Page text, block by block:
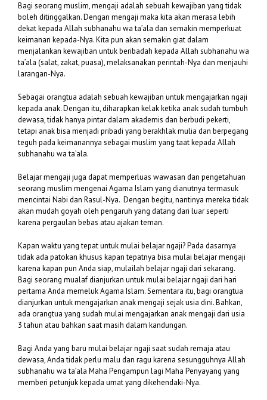
Bagi seorang muslim, mengaji adalah sebuah kewajiban yang tidak
boleh ditinggalkan. Dengan mengaji maka kita akan merasa lebih
dekat kepada Allah subhanahu wa ta’ala dan semakin memperkuat
keimanan kepada-Nya. Kita pun akan semakin giat dalam
menjalankan kewajiban untuk beribadah kepada Allah subhanahu wa
ta’ala (salat, zakat, puasa), melaksanakan perintah-Nya dan menjauhi
larangan-Nya.
Sebagai orangtua adalah sebuah kewajiban untuk mengajarkan ngaji
kepada anak. Dengan itu, diharapkan kelak ketika anak sudah tumbuh
dewasa, tidak hanya pintar dalam akademis dan berbudi pekerti,
tetapi anak bisa menjadi pribadi yang berakhlak mulia dan berpegang
teguh pada keimanannya sebagai muslim yang taat kepada Allah
subhanahu wa ta’ala.
Belajar mengaji juga dapat memperluas wawasan dan pengetahuan
seorang muslim mengenai Agama Islam yang dianutnya termasuk
mencintai Nabi dan Rasul-Nya. Dengan begitu, nantinya mereka tidak
akan mudah goyah oleh pengaruh yang datang dari luar seperti
karena pergaulan bebas atau ajakan teman.
Kapan waktu yang tepat untuk mulai belajar ngaji? Pada dasarnya
tidak ada patokan khusus kapan tepatnya bisa mulai belajar mengaji
karena kapan pun Anda siap, mulailah belajar ngaji dari sekarang.
Bagi seorang mualaf dianjurkan untuk mulai belajar ngaji dari hari
pertama Anda memeluk Agama Islam. Sementara itu, bagi orangtua
dianjurkan untuk mengajarkan anak mengaji sejak usia dini. Bahkan,
ada orangtua yang sudah mulai mengajarkan anak mengaji dari usia
3 tahun atau bahkan saat masih dalam kandungan.
Bagi Anda yang baru mulai belajar ngaji saat sudah remaja atau
dewasa, Anda tidak perlu malu dan ragu karena sesungguhnya Allah
subhanahu wa ta’ala Maha Pengampun lagi Maha Penyayang yang
memberi petunjuk kepada umat yang dikehendaki-Nya.